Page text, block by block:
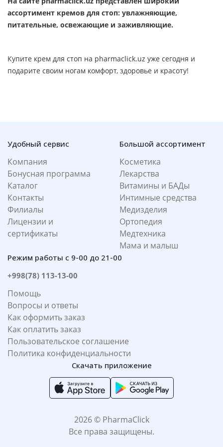
ассортимент кремов для стоп: увлажняющие,
питательные, освежающие и заживляющие.
Купите крем для стоп на pharmaclick.uz уже сегодня и
подарите своим ногам комфорт, здоровье и красоту!
Удобный сервис
Компания
Бонусная программа
Каталог
Контакты
Филиалы
Лицензии и
сертификаты
Большой ассортимент
Косметика
Лекарства
Витамины и БАДы
Интимные средства
Медизделия
Ортопедия
Медтехника
Мама и малыш
Режим работы с 9-00 до 21-00
+998(78) 113-13-00
Помощь
Вопросы и ответы
Как оформить заказ
Как оплатить заказ
Пользовательское соглашение
Политика конфиденциальности
Скачать приложение
2026 © PharmaClick
Все права защищены.